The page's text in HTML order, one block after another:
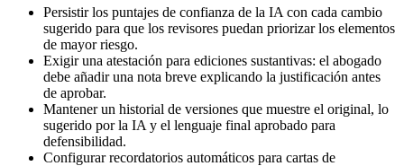
Persistir los puntajes de confianza de la IA con cada cambio
sugerido para que los revisores puedan priorizar los elementos
de mayor riesgo.
Exigir una atestación para ediciones sustantivas: el abogado
debe añadir una nota breve explicando la justificación antes
de aprobar.
Mantener un historial de versiones que muestre el original, lo
sugerido por la IA y el lenguaje final aprobado para
defensibilidad.
Configurar recordatorios automáticos para cartas de